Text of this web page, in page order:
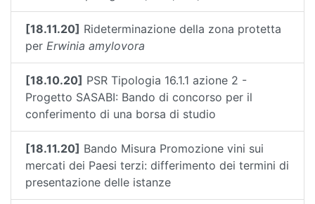
[18.11.20] Rideterminazione della zona protetta
per Erwinia amylovora
[18.10.20] PSR Tipologia 16.1.1 azione 2 -
Progetto SASABI: Bando di concorso per il
conferimento di una borsa di studio
[18.11.20] Bando Misura Promozione vini sui
mercati dei Paesi terzi: differimento dei termini di
presentazione delle istanze